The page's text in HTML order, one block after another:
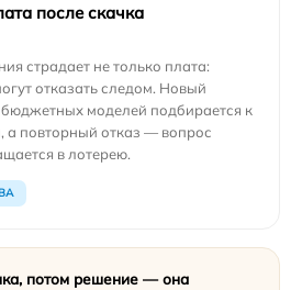
после скачка
страдает не только плата:
отказать следом. Новый
моделей подбирается к
а повторный отказ — вопрос
в лотерею.
потом решение — она